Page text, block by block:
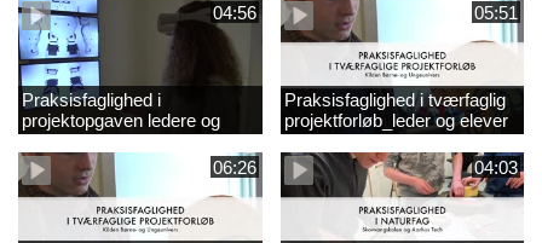
04:56
Praksisfaglighed i
projektopgaven ledere og
elever
05:51
Praksisfaglighed i tværfaglig
projektforløb_leder og elever
06:26 04:03